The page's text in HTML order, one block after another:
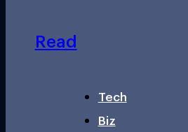
Read
Tech
Biz